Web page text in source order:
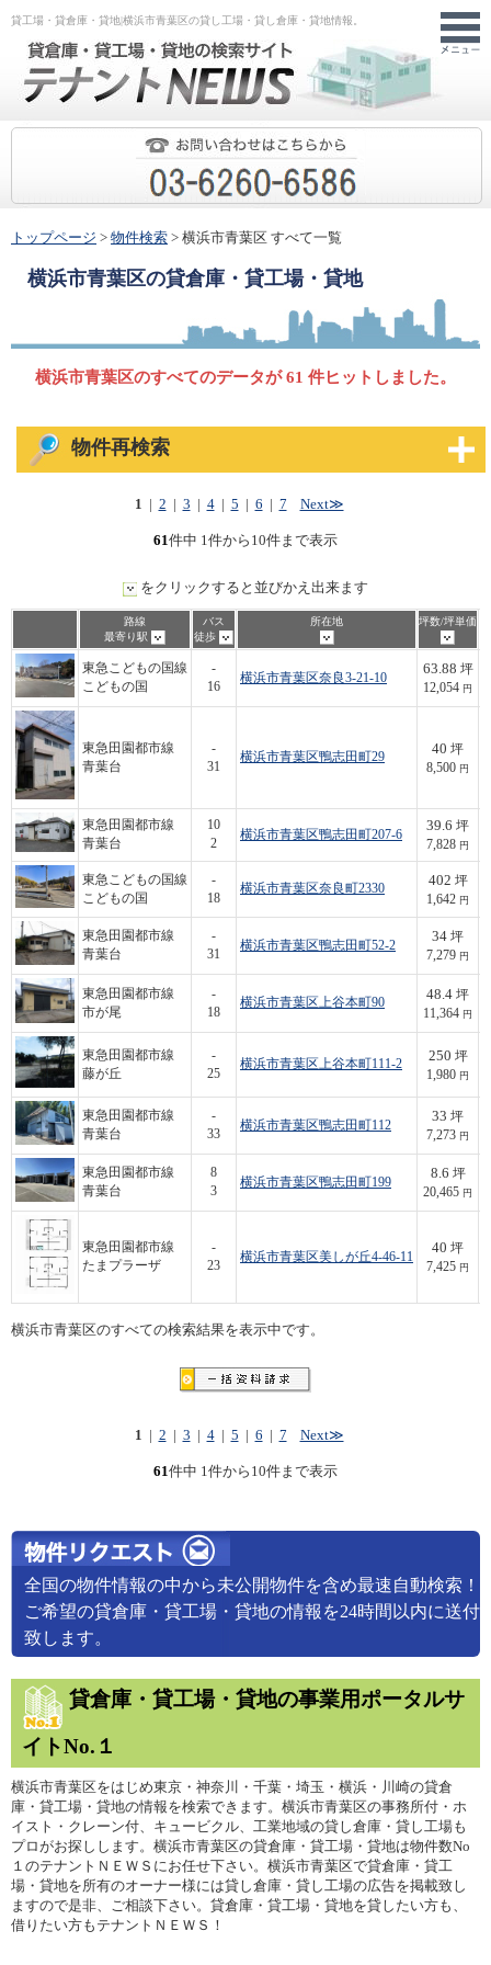
貸工場・貸倉庫・貸地|横浜市青葉区の貸し工場・貸し倉庫・貸地情報。
全国の物件情報の中から未公開物件を含め最速自動検索！
ご希望の貸倉庫・貸工場・貸地の情報を24時間以内に送付
致します。
トップページ > 物件検索 > 横浜市青葉区 すべて一覧
横浜市青葉区の貸倉庫・貸工場・貸地
横浜市青葉区のすべてのデータが 61 件ヒットしました。
1 2 3 4| 5 6 7 Next≫
61件中 1件から10件まで表示
をクリックすると並びかえ出来ます
路線
最寄り駅
バス
徒歩
所在地 坪数/坪単価
東急こどもの国線
こどもの国
-
16
横浜市青葉区奈良3-21-10
63.88 坪
12,054 円
東急田園都市線
青葉台
-
31
横浜市青葉区鴨志田町29
40 坪
8,500 円
東急田園都市線
青葉台
10
2
横浜市青葉区鴨志田町207-6
39.6 坪
7,828 円
東急こどもの国線
こどもの国
-
18
横浜市青葉区奈良町2330
402 坪
1,642 円
東急田園都市線
青葉台
-
31
横浜市青葉区鴨志田町52-2
34 坪
7,279 円
東急田園都市線
市が尾
-
18
横浜市青葉区上谷本町90
48.4 坪
11,364 円
東急田園都市線
藤が丘
-
25
横浜市青葉区上谷本町111-2
250 坪
1,980 円
東急田園都市線
青葉台
-
33
横浜市青葉区鴨志田町112
33 坪
7,273 円
東急田園都市線
青葉台
8
3
横浜市青葉区鴨志田町199
8.6 坪
20,465 円
東急田園都市線
たまプラーザ
-
23
横浜市青葉区美しが丘4-46-11
40 坪
7,425 円
横浜市青葉区のすべての検索結果を表示中です。
1 2 3 4| 5 6 7 Next≫
61件中 1件から10件まで表示
物件再検索
貸倉庫・貸工場・貸地の事業用ポータルサ
イトNo.１
横浜市青葉区をはじめ東京・神奈川・千葉・埼玉・横浜・川崎の貸倉
庫・貸工場・貸地の情報を検索できます。横浜市青葉区の事務所付・ホ
イスト・クレーン付、キュービクル、工業地域の貸し倉庫・貸し工場も
プロがお探しします。横浜市青葉区の貸倉庫・貸工場・貸地は物件数No
１のテナントＮＥＷＳにお任せ下さい。横浜市青葉区で貸倉庫・貸工
場・貸地を所有のオーナー様には貸し倉庫・貸し工場の広告を掲載致し
ますので是非、ご相談下さい。貸倉庫・貸工場・貸地を貸したい方も、
借りたい方もテナントＮＥＷＳ！